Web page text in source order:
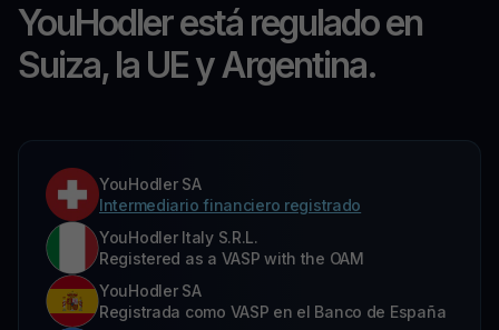
YouHodler está regulado en
Suiza, la UE y Argentina.
YouHodler SA
Intermediario financiero registrado
YouHodler Italy S.R.L.
Registered as a VASP with the OAM
YouHodler SA
Registrada como VASP en el Banco de España